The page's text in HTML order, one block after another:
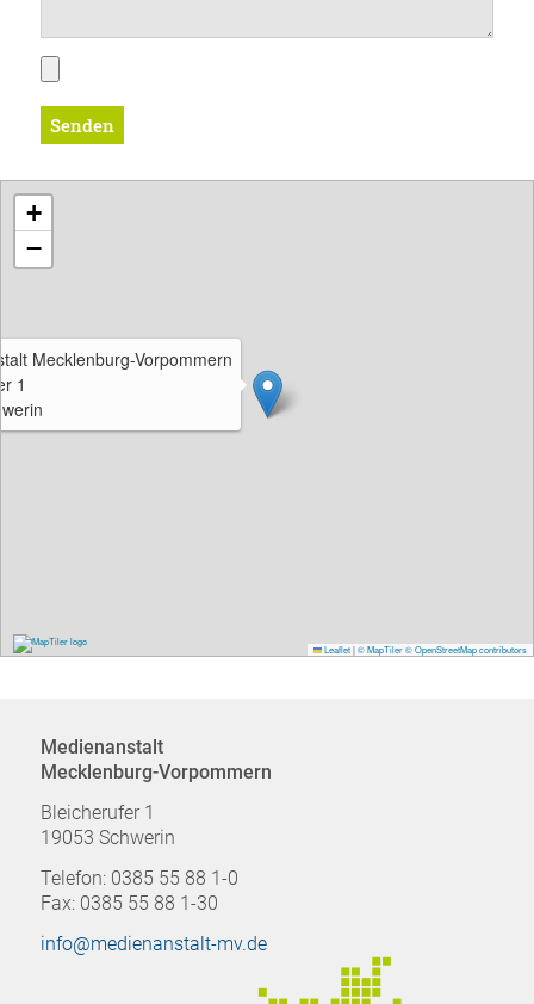
Senden
Mecklenburg-Vorpommern
1
+
−
Leaflet|© MapTiler© OpenStreetMap contributors
Medienanstalt
Mecklenburg-Vorpommern
Bleicherufer 1
19053 Schwerin
Telefon: 0385 55 88 1-0
Fax: 0385 55 88 1-30
info@medienanstalt-mv.de